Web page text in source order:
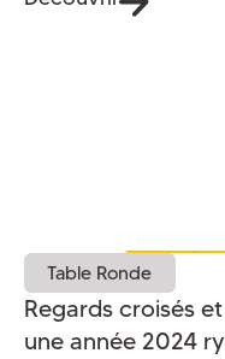
Table Ronde
Regards croisés
une année 2024